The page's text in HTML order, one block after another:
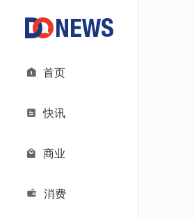
首页
快讯
商业
消费